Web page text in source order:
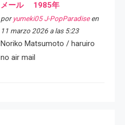
メール 1985年
por yumeki05 J-PopParadiseen
11 marzo 2026 a las 5:23
Noriko Matsumoto / haruiro
no air mail